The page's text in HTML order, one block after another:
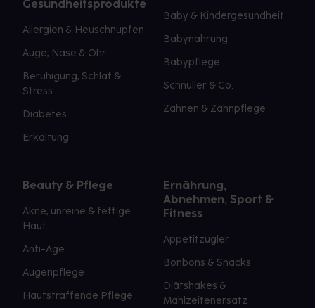
Gesundheitsprodukte
Allergien & Heuschnupfen
Auge, Nase & Ohr
Beruhigung, Schlaf &
Stress
Diabetes
Erkältung
Baby & Kindergesundheit
Babynahrung
Babypflege
Schnuller & Co.
Zahnen & Zahnpflege
Beauty & Pflege
Akne, unreine & fettige
Haut
Anti-Age
Augenpflege
Hautstraffende Pflege
Ernährung,
Abnehmen, Sport &
Fitness
Appetitzügler
Bonbons & Snacks
Diätshakes &
Mahlzeitenersatz